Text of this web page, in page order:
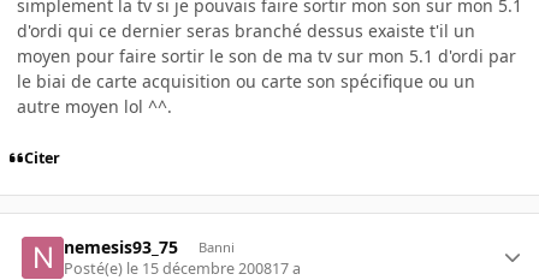
simplement la tv si je pouvais faire sortir mon son sur mon 5.1
d'ordi qui ce dernier seras branché dessus exaiste t'il un
moyen pour faire sortir le son de ma tv sur mon 5.1 d'ordi par
le biai de carte acquisition ou carte son spécifique ou un
autre moyen lol ^^.
Citer
nemesis93_75 Banni
Posté(e) le 15 décembre 200817 a